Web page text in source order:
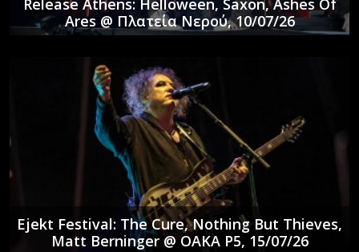
Release Athens: Helloween, Saxon, Ashes Of
Ares @ Πλατεία Νερού, 10/07/26
Ejekt Festival: The Cure, Nothing But Thieves,
Matt Berninger @ ΟΑΚΑ P5, 15/07/26